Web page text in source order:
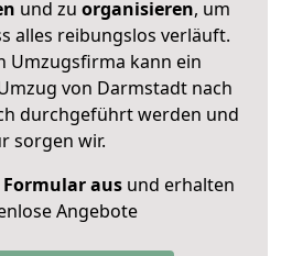
und zu organisieren, um
alles reibungslos verläuft.
Umzugsfirma kann ein
von Darmstadt nach
durchgeführt werden und
sorgen wir.
ausund erhalten
Angebote